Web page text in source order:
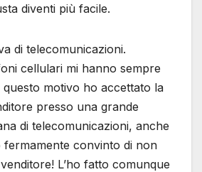
diventi più facile.
di telecomunicazioni.
cellulari mi hanno sempre
motivo ho accettato la
presso una grande
di telecomunicazioni, anche
fermamente convinto di non
L’ho fatto comunque